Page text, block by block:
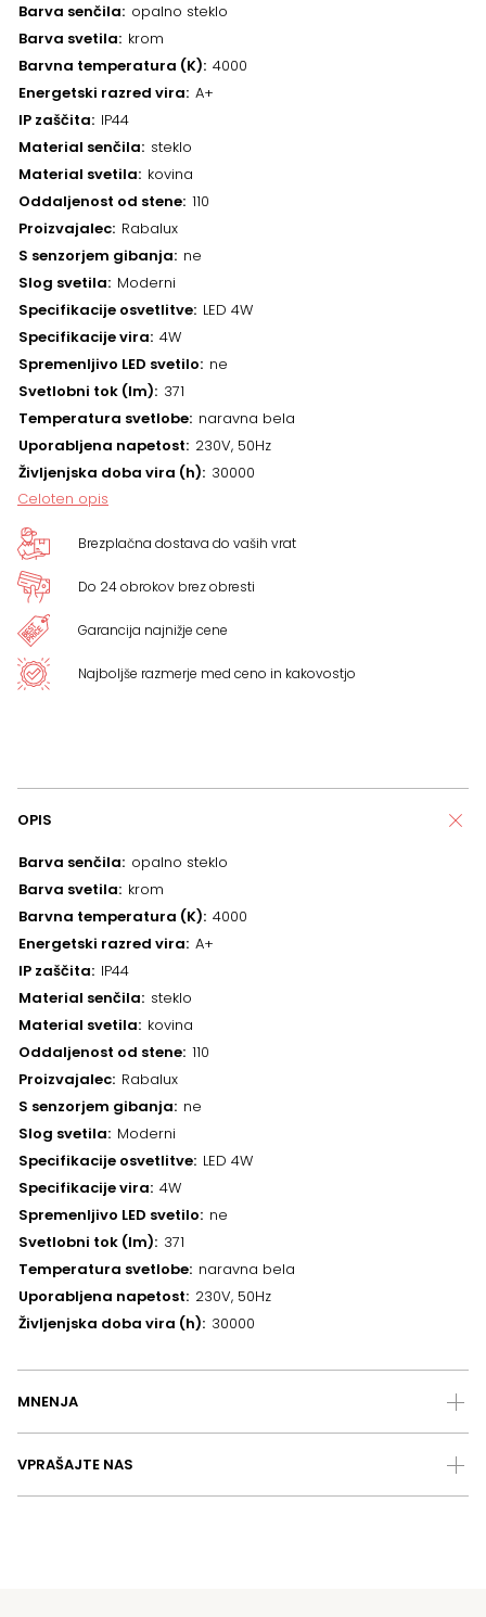
Barva senčila opalno steklo
Barva svetila krom
Barvna temperatura (K) 4000
Energetski razred vira A+
IP zaščita IP44
Material senčila steklo
Material svetila kovina
Oddaljenost od stene 110
Proizvajalec Rabalux
S senzorjem gibanja ne
Slog svetila Moderni
Specifikacije osvetlitve LED 4W
Specifikacije vira 4W
Spremenljivo LED svetilo ne
Svetlobni tok (lm) 371
Temperatura svetlobe naravna bela
Uporabljena napetost 230V, 50Hz
Življenjska doba vira (h) 30000
Celoten opis
Brezplačna dostava do vaših vrat
Do 24 obrokov brez obresti
Garancija najnižje cene
Najboljše razmerje med ceno in kakovostjo
OPIS
Barva senčila opalno steklo
Barva svetila krom
Barvna temperatura (K) 4000
Energetski razred vira A+
IP zaščita IP44
Material senčila steklo
Material svetila kovina
Oddaljenost od stene 110
Proizvajalec Rabalux
S senzorjem gibanja ne
Slog svetila Moderni
Specifikacije osvetlitve LED 4W
Specifikacije vira 4W
Spremenljivo LED svetilo ne
Svetlobni tok (lm) 371
Temperatura svetlobe naravna bela
Uporabljena napetost 230V, 50Hz
Življenjska doba vira (h) 30000
MNENJA
VPRAŠAJTE NAS